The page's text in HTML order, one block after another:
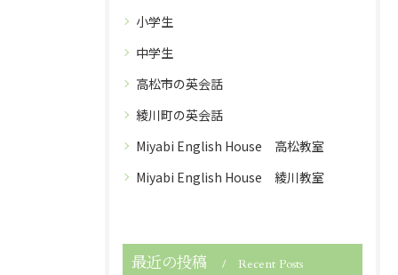
小学生
中学生
高松市の英会話
綾川町の英会話
Miyabi English House 高松教室
Miyabi English House 綾川教室
最近の投稿 Recent Posts